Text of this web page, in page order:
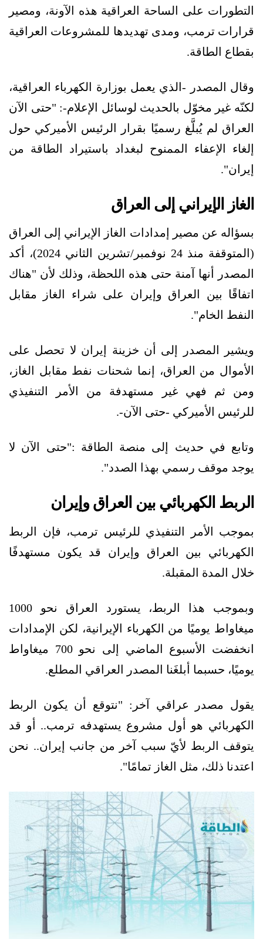
التطورات على الساحة العراقية هذه الآونة، ومصير
قرارات ترمب، ومدى تهديدها للمشروعات العراقية
بقطاع الطاقة.
وقال المصدر -الذي يعمل بوزارة الكهرباء العراقية،
لكنّه غير مخوّل بالحديث لوسائل الإعلام-: "حتى الآن
العراق لم يُبلَّغ رسميًا بقرار الرئيس الأميركي حول
إلغاء الإعفاء الممنوح لبغداد باستيراد الطاقة من
إيران".
الغاز الإيراني إلى العراق
بسؤاله عن مصير إمدادات الغاز الإيراني إلى العراق
(المتوقفة منذ 24 نوفمبر/تشرين الثاني 2024)، أكد
المصدر أنها آمنة حتى هذه اللحظة، وذلك لأن "هناك
اتفاقًا بين العراق وإيران على شراء الغاز مقابل
النفط الخام".
ويشير المصدر إلى أن خزينة إيران لا تحصل على
الأموال من العراق، إنما شحنات نفط مقابل الغاز،
ومن ثم فهي غير مستهدفة من الأمر التنفيذي
للرئيس الأميركي -حتى الآن-.
وتابع في حديث إلى منصة الطاقة :"حتى الآن لا
يوجد موقف رسمي بهذا الصدد".
الربط الكهربائي بين العراق وإيران
بموجب الأمر التنفيذي للرئيس ترمب، فإن الربط
الكهربائي بين العراق وإيران قد يكون مستهدفًا
خلال المدة المقبلة.
وبموجب هذا الربط، يستورد العراق نحو 1000
ميغاواط يوميًا من الكهرباء الإيرانية، لكن الإمدادات
انخفضت الأسبوع الماضي إلى نحو 700 ميغاواط
يوميًا، حسبما أبلغَنا المصدر العراقي المطلع.
يقول مصدر عراقي آخر: "نتوقع أن يكون الربط
الكهربائي هو أول مشروع يستهدفه ترمب.. أو قد
يتوقف الربط لأيّ سبب آخر من جانب إيران.. نحن
اعتدنا ذلك، مثل الغاز تمامًا".